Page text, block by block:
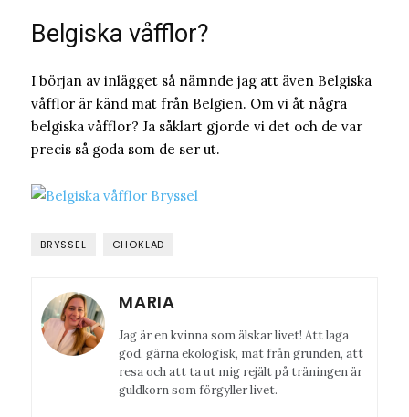
Belgiska våfflor?
I början av inlägget så nämnde jag att även Belgiska
våfflor är känd mat från Belgien. Om vi åt några
belgiska våfflor? Ja såklart gjorde vi det och de var
precis så goda som de ser ut.
BRYSSEL CHOKLAD
MARIA
Jag är en kvinna som älskar livet! Att laga
god, gärna ekologisk, mat från grunden, att
resa och att ta ut mig rejält på träningen är
guldkorn som förgyller livet.